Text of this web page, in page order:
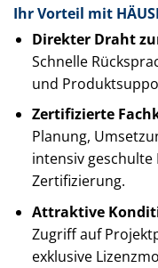
Ihr Vorteil mit
Direkter Draht
Schnelle
und
Zertifizierte
Planung,
intensiv geschulte
Zertifizierung.
Attraktive
Zugriff auf
exklusive